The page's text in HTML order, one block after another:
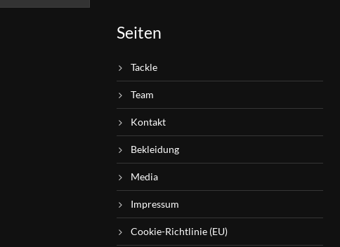
Seiten
Tackle
Team
Kontakt
Bekleidung
Media
Impressum
Cookie-Richtlinie (EU)